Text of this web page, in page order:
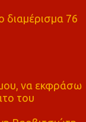
διαμέρισμα 76
μου, να εκφράσω
του